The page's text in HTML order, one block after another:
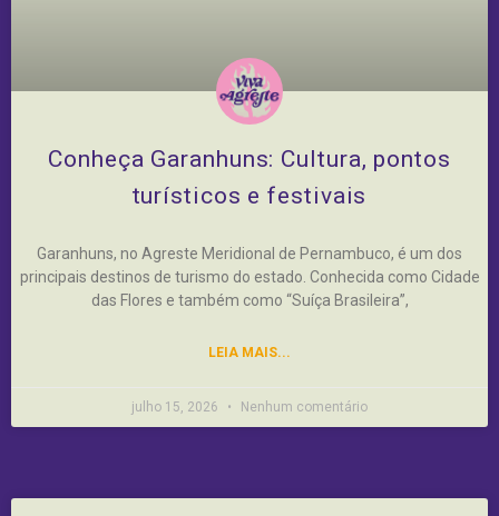
Conheça Garanhuns: Cultura, pontos
turísticos e festivais
Garanhuns, no Agreste Meridional de Pernambuco, é um dos
principais destinos de turismo do estado. Conhecida como Cidade
das Flores e também como “Suíça Brasileira”,
LEIA MAIS...
julho 15, 2026 Nenhum comentário